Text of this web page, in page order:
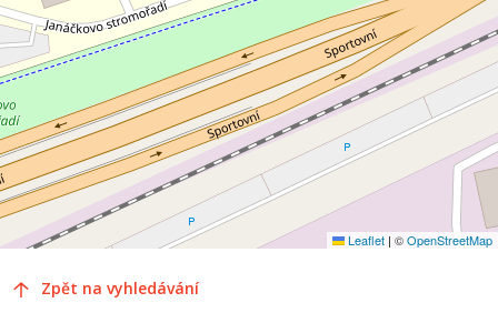
Leaflet | ©OpenStreetMap
Zpět na vyhledávání